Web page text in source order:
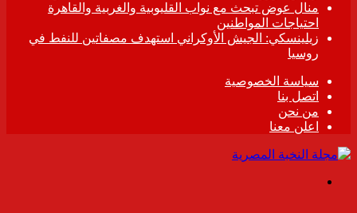
منال عوض تبحث مع نواب القليوبية والغربية والقاهرة
احتياجات المواطنين
زيلينسكي: الجيش الأوكراني استهدف مصفاتين للنفط في
روسيا
سياسة الخصوصية
اتصل بنا
من نحن
اعلن معنا